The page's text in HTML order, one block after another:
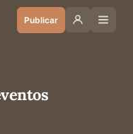
Publicar